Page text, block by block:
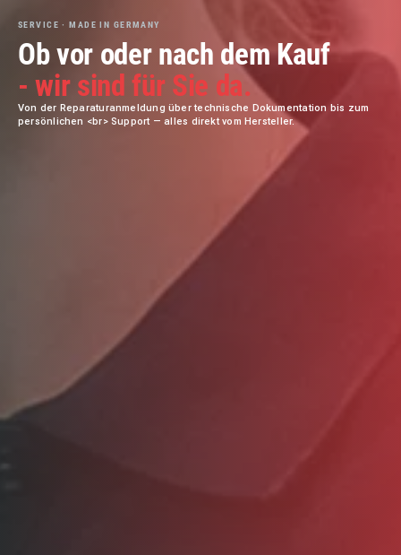
SERVICE · MADE IN GERMANY
Ob vor oder nach dem Kauf
- wir sind für Sie da.
Von der Reparaturanmeldung über technische Dokumentation bis zum
persönlichen <br> Support — alles direkt vom Hersteller.